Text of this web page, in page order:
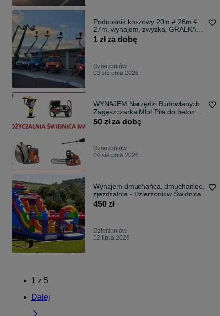
Podnośnik koszowy 20m # 26m #
27m, wynajem, zwyżka, GRALKA
Podnośniki
1 zł za dobę
Dzierżoniów
03 sierpnia 2026
WYNAJEM Narzędzi Budowlanych
Zagęszczarka Młot Piła do betonu
Agregat
50 zł za dobę
Dzierżoniów
04 sierpnia 2026
Wynajem dmuchańca, dmuchaniec,
zjeżdżalnia - Dzierżoniów Świdnica
450 zł
Dzierżoniów
12 lipca 2026
1 z 5
Dalej